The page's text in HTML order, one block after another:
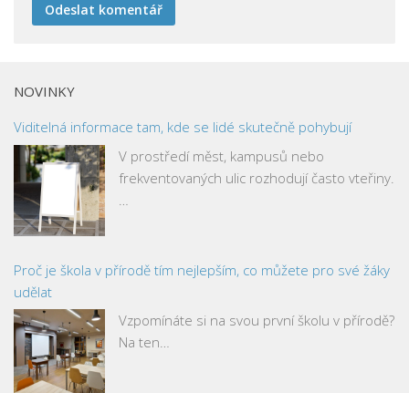
NOVINKY
Viditelná informace tam, kde se lidé skutečně pohybují
V prostředí měst, kampusů nebo
frekventovaných ulic rozhodují často vteřiny.
Proč je škola v přírodě tím nejlepším, co můžete pro své žáky
udělat
Vzpomínáte si na svou první školu v přírodě?
Na ten…